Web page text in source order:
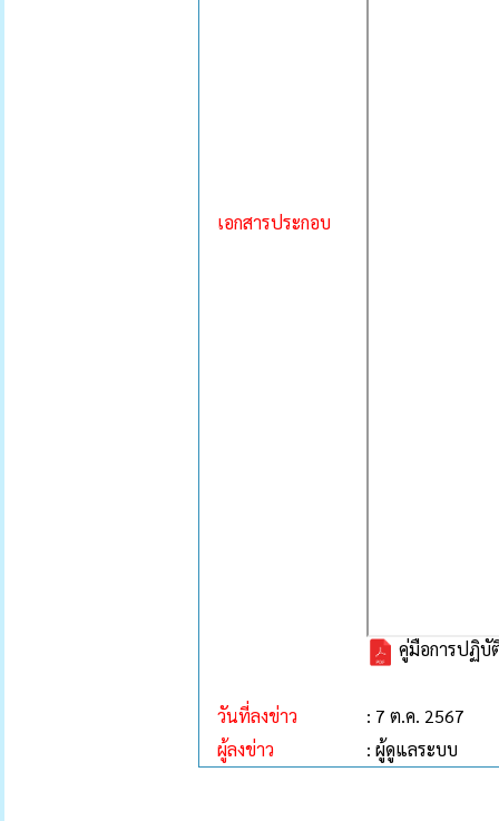
เอกสารประกอบ
คู่มือการปฏิบั
วันที่ลงข่าว
: 7 ต.ค. 2567
ผู้ลงข่าว
: ผู้ดูแลระบบ